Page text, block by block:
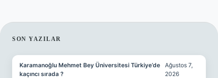
SIDEBAR
SON YAZILAR
Karamanoğlu Mehmet Bey Üniversitesi Türkiye’de
kaçıncı sırada ?
Ağustos 7,
2026